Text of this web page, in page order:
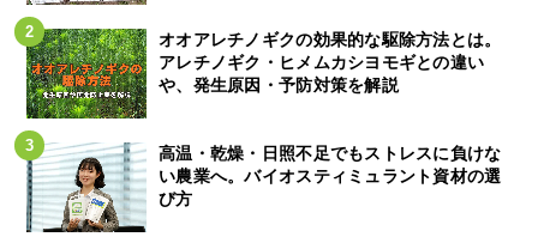
オオアレチノギクの効果的な駆除方法とは。
アレチノギク・ヒメムカシヨモギとの違い
や、発生原因・予防対策を解説
高温・乾燥・日照不足でもストレスに負けな
い農業へ。バイオスティミュラント資材の選
び方